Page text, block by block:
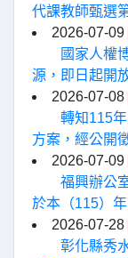
代課教師甄選
2026-07-09
國家人權
源，即日起開
2026-07-08
轉知115
方案，經公開
2026-07-09
福興辦公
於本（115）
2026-07-28
彰化縣秀